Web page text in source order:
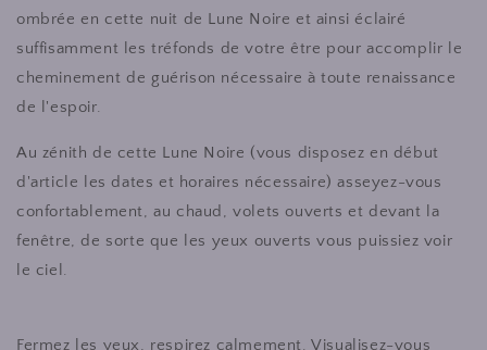
ombrée en cette nuit de Lune Noire et ainsi éclairé
suffisamment les tréfonds de votre être pour accomplir le
cheminement de guérison nécessaire à toute renaissance
de l'espoir.
Au zénith de cette Lune Noire (vous disposez en début
d'article les dates et horaires nécessaire) asseyez-vous
confortablement, au chaud, volets ouverts et devant la
fenêtre, de sorte que les yeux ouverts vous puissiez voir
le ciel.
Fermez les yeux, respirez calmement. Visualisez-vous